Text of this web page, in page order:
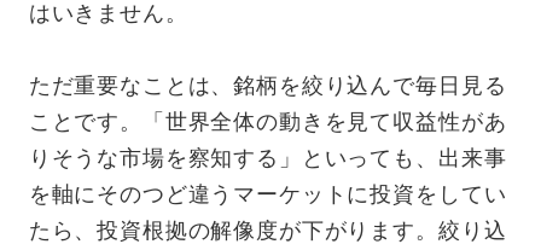
はいきません。
ただ重要なことは、銘柄を絞り込んで毎日見る
ことです。「世界全体の動きを見て収益性があ
りそうな市場を察知する」といっても、出来事
を軸にそのつど違うマーケットに投資をしてい
たら、投資根拠の解像度が下がります。絞り込